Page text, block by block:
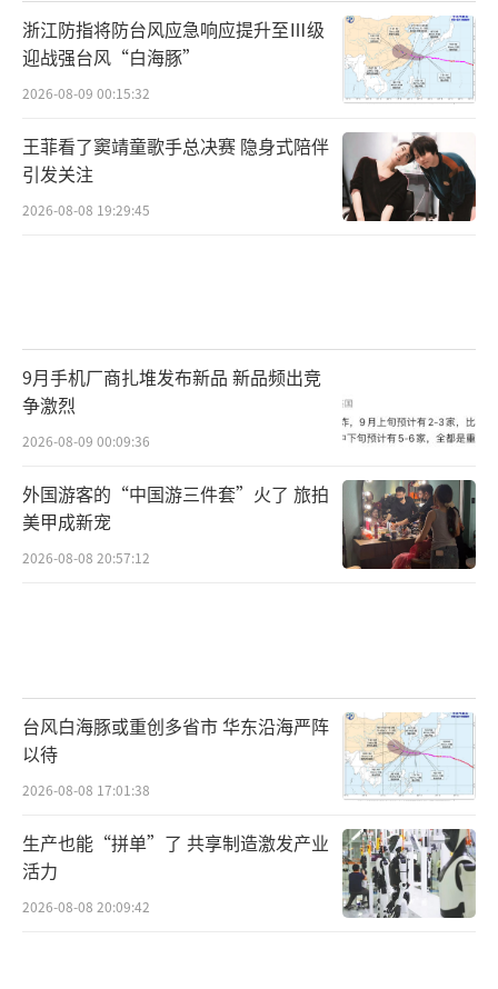
浙江防指将防台风应急响应提升至Ⅲ级
迎战强台风“白海豚”
2026-08-09 00:15:32
王菲看了窦靖童歌手总决赛 隐身式陪伴
引发关注
2026-08-08 19:29:45
9月手机厂商扎堆发布新品 新品频出竞
争激烈
2026-08-09 00:09:36
外国游客的“中国游三件套”火了 旅拍
美甲成新宠
2026-08-08 20:57:12
台风白海豚或重创多省市 华东沿海严阵
以待
2026-08-08 17:01:38
生产也能“拼单”了 共享制造激发产业
活力
2026-08-08 20:09:42